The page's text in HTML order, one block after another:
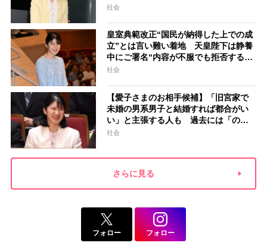
ガポール…スケジュールはびっしり
社会
皇室典範改正“国民が納得した上での成
立”とは言い難い着地 天皇陛下は静養
中にご署名“内容が不服でも拒否するこ
とはできない” 米大手紙は男系男子に
社会
【愛子さまのお相手候補】「旧宮家で
未婚の男系男子と結婚すれば都合がい
い」と主張する人も 過去には「のび
太くん」「野球部エース」「華道家元
社会
さらに見る
フォロー フォロー